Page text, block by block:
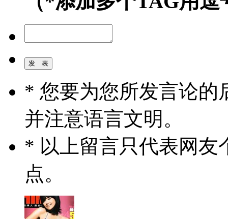
* 您要为您所发言论的
并注意语言文明。
* 以上留言只代表网友
点。